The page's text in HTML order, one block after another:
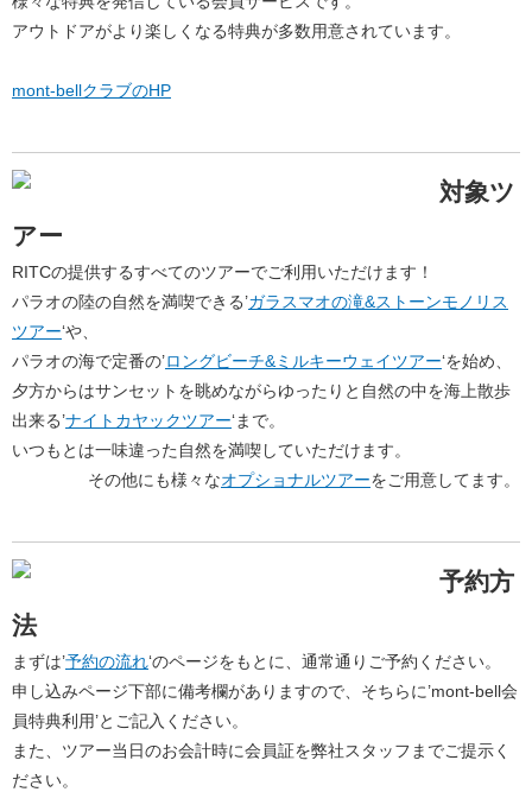
アウトドアがより楽しくなる特典が多数用意されています。
mont-bellクラブのHP
対象ツ
アー
RITCの提供するすべてのツアーでご利用いただけます！
パラオの陸の自然を満喫できる’ガラスマオの滝&ストーンモノリス
ツアー‘や、
パラオの海で定番の’ロングビーチ&ミルキーウェイツアー‘を始め、
夕方からはサンセットを眺めながらゆったりと自然の中を海上散歩
出来る’ナイトカヤックツアー‘まで。
いつもとは一味違った自然を満喫していただけます。
その他にも様々なオプショナルツアーをご用意してます。
予約方
法
まずは’予約の流れ‘のページをもとに、通常通りご予約ください。
申し込みページ下部に備考欄がありますので、そちらに’mont-bell会
員特典利用’とご記入ください。
また、ツアー当日のお会計時に会員証を弊社スタッフまでご提示く
ださい。